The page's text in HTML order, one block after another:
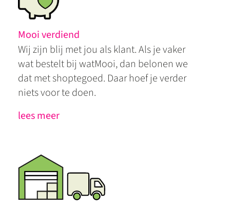
Mooi verdiend
Wij zijn blij met jou als klant. Als je vaker
wat bestelt bij watMooi, dan belonen we
dat met shoptegoed. Daar hoef je verder
niets voor te doen.
lees meer